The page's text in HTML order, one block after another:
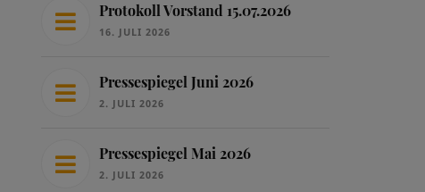
Protokoll Vorstand 15.07.2026
16. JULI 2026
Pressespiegel Juni 2026
2. JULI 2026
Pressespiegel Mai 2026
2. JULI 2026